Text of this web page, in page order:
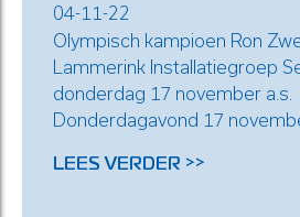
04-11-22
Olympisch kampioen Ron
Lammerink Installatiegroep
donderdag 17 november a.s.
Donderdagavond 17
LEES VERDER >>